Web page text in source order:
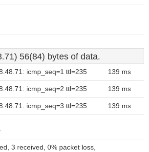
56(84) bytes of data.
icmp_seq=1 ttl=235 139 ms
icmp_seq=2 ttl=235 139 ms
icmp_seq=3 ttl=235 139 ms
3 received, 0% packet loss,